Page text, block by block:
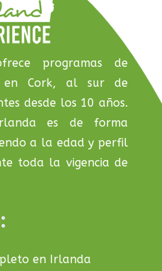
programas de
en Cork, al sur de
desde los 10 años.
es de forma
a la edad y perfil
toda la vigencia de
en Irlanda